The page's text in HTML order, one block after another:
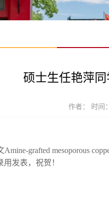
硕士生任艳萍
作者： 时间
grafted mesoporous
用发表，祝贺！